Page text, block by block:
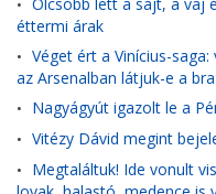
•
éttermi árak
• Véget ért a Vinícius-
az Arsenalban látjuk-e a
• Nagyágyút igazolt le a
• Vitézy Dávid megint
• Megtaláltuk! Ide vonult